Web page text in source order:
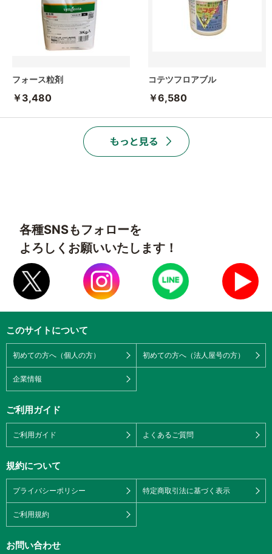
フォース粒剤
￥3,480
コテツフロアブル
￥6,580
各種SNSもフォローを
よろしくお願いいたします！
このサイトについて
初めての方へ（個人の方） 初めての方へ（法人屋号の方）
企業情報
ご利用ガイド
ご利用ガイド よくあるご質問
規約について
プライバシーポリシー 特定商取引法に基づく表示
ご利用規約
お問い合わせ